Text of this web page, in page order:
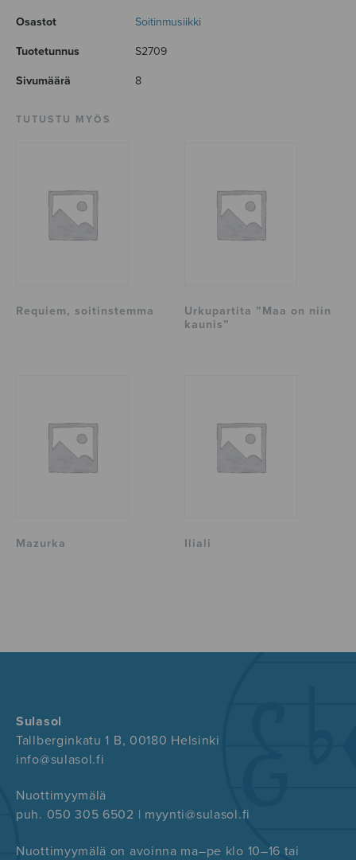
Osastot Soitinmusiikki
Tuotetunnus S2709
Sivumäärä 8
TUTUSTU MYÖS
Requiem, soitinstemma
Urkupartita ”Maa on niin
kaunis”
Mazurka Iliali
Sulasol
Tallberginkatu 1 B, 00180 Helsinki
info@sulasol.fi
Nuottimyymälä
puh. 050 305 6502 | myynti@sulasol.fi
Nuottimyymälä on avoinna ma–pe klo 10–16 tai